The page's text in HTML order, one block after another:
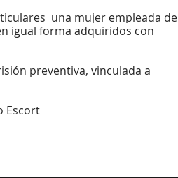
una mujer empleada de
igual forma adquiridos con
preventiva, vinculada a
Escort